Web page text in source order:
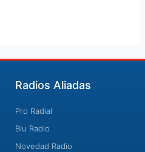
Radios Aliadas
Pro Radial
Blu Radio
Novedad Radio